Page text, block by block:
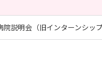
説明会（旧インターンシッ